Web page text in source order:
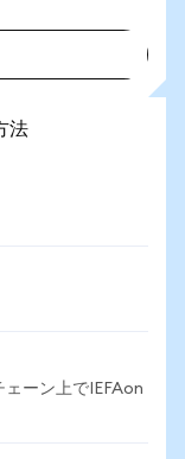
法
ーン上でIEFAon